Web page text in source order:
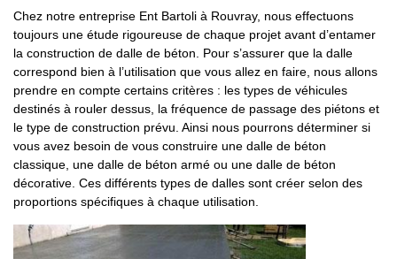
Chez notre entreprise Ent Bartoli à Rouvray, nous effectuons
toujours une étude rigoureuse de chaque projet avant d’entamer
la construction de dalle de béton. Pour s’assurer que la dalle
correspond bien à l’utilisation que vous allez en faire, nous allons
prendre en compte certains critères : les types de véhicules
destinés à rouler dessus, la fréquence de passage des piétons et
le type de construction prévu. Ainsi nous pourrons déterminer si
vous avez besoin de vous construire une dalle de béton
classique, une dalle de béton armé ou une dalle de béton
décorative. Ces différents types de dalles sont créer selon des
proportions spécifiques à chaque utilisation.